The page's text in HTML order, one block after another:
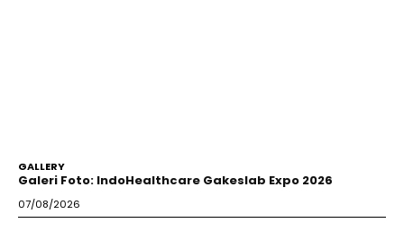
GALLERY
Galeri Foto: IndoHealthcare Gakeslab Expo 2026
07/08/2026